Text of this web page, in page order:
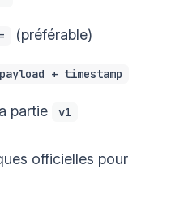
(préférable)
payload + timestamp
partie v1
officielles pour